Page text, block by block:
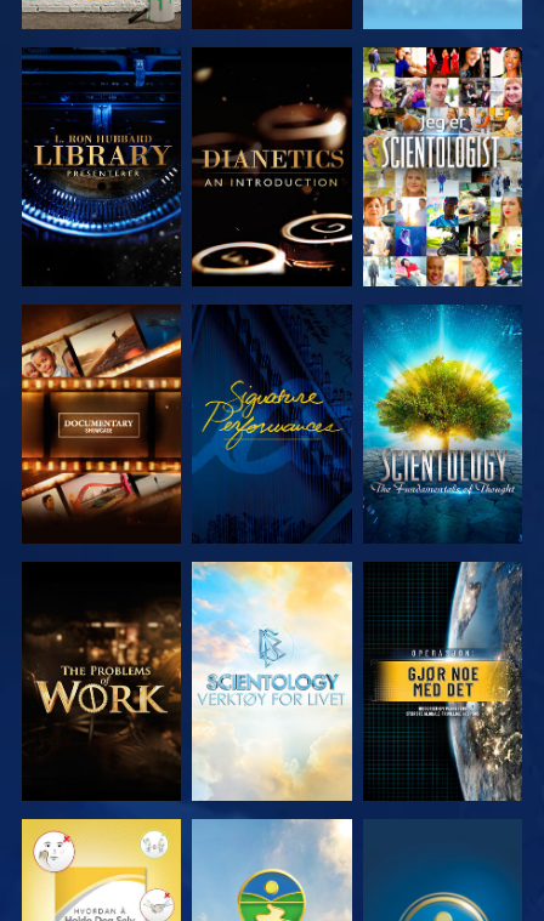
UTFORSK
SERIEN
UTFORSK
SERIEN
SE
UTFORSK
SERIEN
SE
UTFORSK
SERIEN
UTFORSK
SERIEN
UTFORSK
SERIEN
SE
SE SE SE